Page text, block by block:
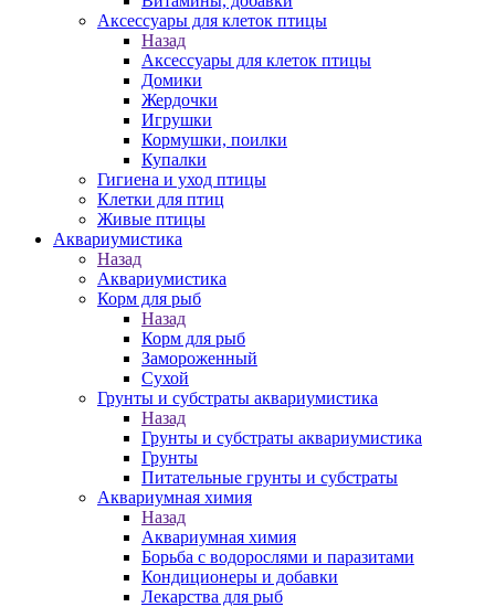
Аксессуары для клеток птицы
Назад
Аксессуары для клеток птицы
Домики
Жердочки
Игрушки
Кормушки, поилки
Купалки
Гигиена и уход птицы
Клетки для птиц
Живые птицы
Аквариумистика
Назад
Аквариумистика
Корм для рыб
Назад
Корм для рыб
Замороженный
Сухой
Грунты и субстраты аквариумистика
Назад
Грунты и субстраты аквариумистика
Грунты
Питательные грунты и субстраты
Аквариумная химия
Назад
Аквариумная химия
Борьба с водорослями и паразитами
Кондиционеры и добавки
Лекарства для рыб